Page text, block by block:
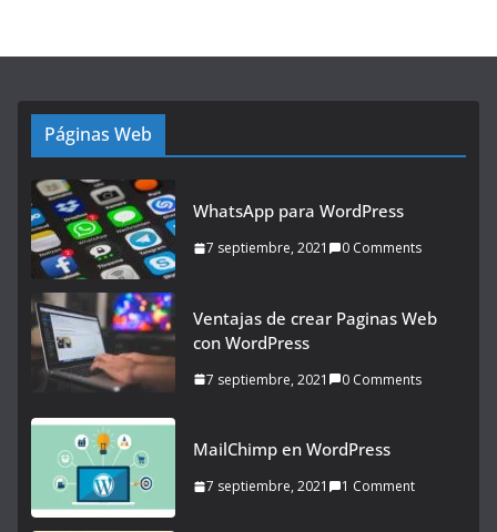
Páginas Web
WhatsApp para WordPress
7 septiembre, 2021 0 Comments
Ventajas de crear Paginas Web
con WordPress
7 septiembre, 2021 0 Comments
MailChimp en WordPress
7 septiembre, 2021 1 Comment